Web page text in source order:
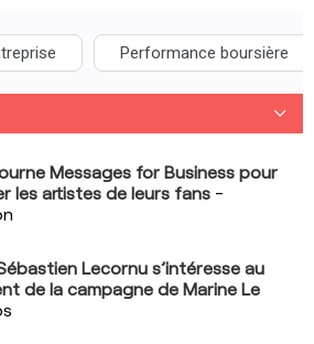
Performance boursière
Messages for Business pour
les artistes de leurs fans -
Lecornu s’intéresse au
de la campagne de Marine Le